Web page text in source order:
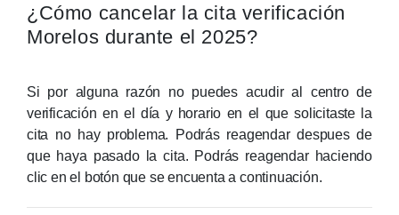
¿Cómo cancelar la cita verificación
Morelos durante el 2025?
Si por alguna razón no puedes acudir al centro de
verificación en el día y horario en el que solicitaste la
cita no hay problema. Podrás reagendar despues de
que haya pasado la cita. Podrás reagendar haciendo
clic en el botón que se encuenta a continuación.